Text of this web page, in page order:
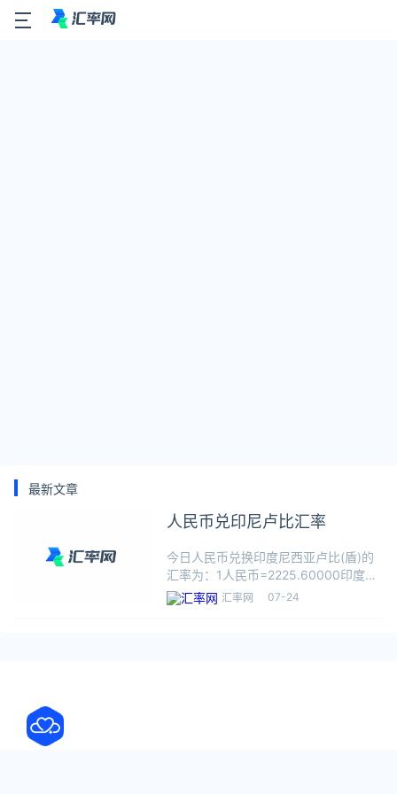
最新文章
人民币兑印尼卢比汇率
今日人民币兑换印度尼西亚卢比(盾)的
汇率为：1人民币=2225.60000印度尼
西亚卢比(盾)根据今日汇率，1人民币可
兑换2225.6001印度尼西亚卢比(盾)，
汇率网 07-24